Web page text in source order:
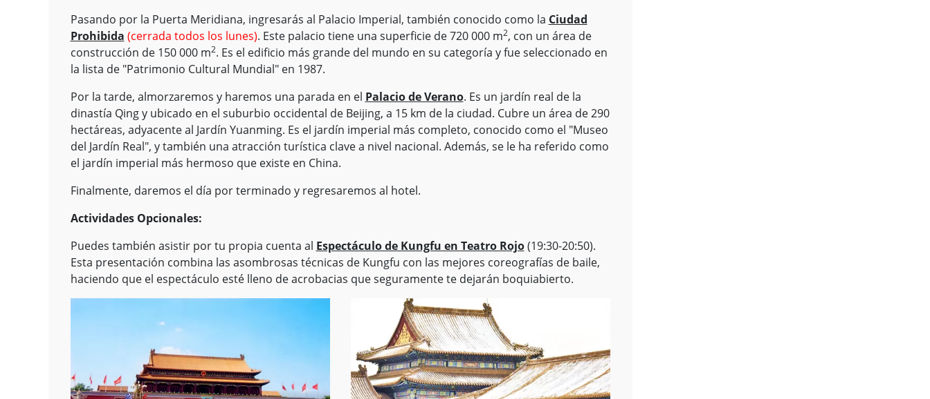
Pasando por la Puerta Meridiana, ingresarás al Palacio Imperial, también conocido como la Ciudad
Prohibida (cerrada todos los lunes). Este palacio tiene una superficie de 720 000 m2, con un área de
construcción de 150 000 m2. Es el edificio más grande del mundo en su categoría y fue seleccionado en
la lista de "Patrimonio Cultural Mundial" en 1987.
Por la tarde, almorzaremos y haremos una parada en el Palacio de Verano. Es un jardín real de la
dinastía Qing y ubicado en el suburbio occidental de Beijing, a 15 km de la ciudad. Cubre un área de 290
hectáreas, adyacente al Jardín Yuanming. Es el jardín imperial más completo, conocido como el "Museo
del Jardín Real", y también una atracción turística clave a nivel nacional. Además, se le ha referido como
el jardín imperial más hermoso que existe en China.
Finalmente, daremos el día por terminado y regresaremos al hotel.
Actividades Opcionales:
Puedes también asistir por tu propia cuenta al Espectáculo de Kungfu en Teatro Rojo(19:30-20:50).
Esta presentación combina las asombrosas técnicas de Kungfu con las mejores coreografías de baile,
haciendo que el espectáculo esté lleno de acrobacias que seguramente te dejarán boquiabierto.